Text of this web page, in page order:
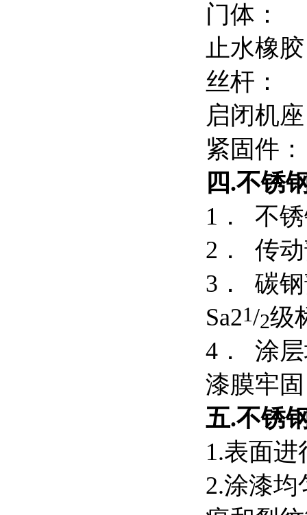
门体
止水橡
丝杆
启闭机
紧
四.不锈
1． 不
2． 传
3． 碳
Sa21/2级
4． 涂
漆膜牢
五.不锈
1.表面
2.涂漆